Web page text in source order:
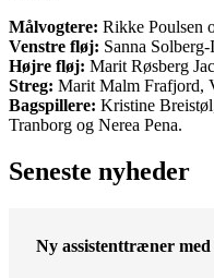
Målvogtere: Rikke Poulsen
Venstre fløj: Sanna
Højre fløj: Marit Røsberg
Streg: Marit Malm Frafjord,
Bagspillere: Kristine
Tranborg og Nerea Pena.
Seneste nyheder
Ny assistenttræner